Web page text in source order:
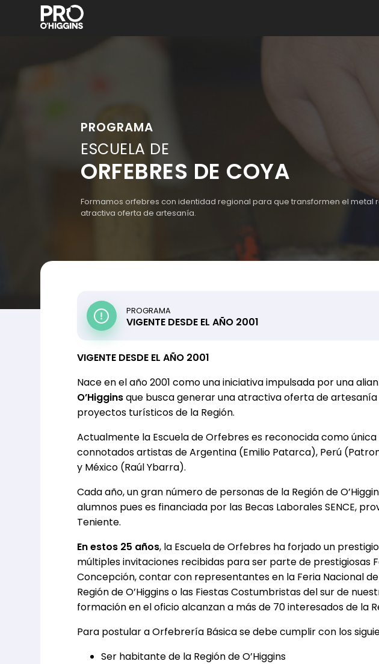
PROGRAMA
ESCUELA DE
ORFEBRES DE COYA
Formamos orfebres con identidad regional para que transformen el metal
atractiva oferta de artesanía.
PROGRAMA
VIGENTE DESDE EL AÑO 2001
VIGENTE DESDE EL AÑO 2001
Nace en el año 2001 como una iniciativa impulsada por una
O’Higginsque busca generar una atractiva oferta de
proyectos turísticos de la Región.
Actualmente la Escuela de Orfebres es reconocida como
connotados artistas de Argentina (Emilio Patarca), Perú
y México (Raúl Ybarra).
Cada año, un gran número de personas de la Región de
alumnos pues es financiada por las Becas Laborales SENCE,
Teniente.
En estos 25 años, la Escuela de Orfebres ha forjado un
múltiples invitaciones recibidas para ser parte de prestigiosas
Concepción, contar con representantes en la Feria Nacional
Región de O’Higgins o las Fiestas Costumbristas del sur de
formación en el oficio alcanzan a más de 70 interesados de la
Para postular a Orfebrería Básica se debe cumplir con los
Ser habitante de la Región de O’Higgins